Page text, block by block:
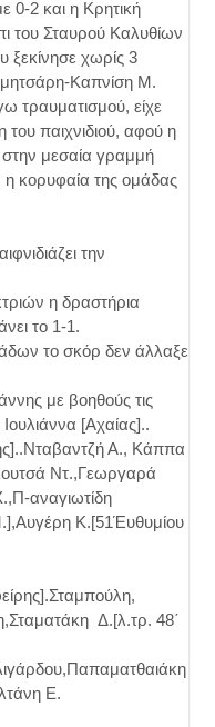
0-2 και η Κρητική
του Σταυρού Καλυθίων
ξεκίνησε χωρίς 3
Καπνίση Μ.
τραυματισμού, είχε
παιχνιδιού, αφού η
μεσαία γραμμή
η κορυφαία της ομάδας
την
η δραστήρια
το 1-1.
το σκόρ δεν άλλαξε
με βοηθούς τις
[Αχαίας]..
Α., Κάππα
Ντ.,Γεωργαρά
αναγιωτίδη
Κ.[51Έυθυμίου
Δ.[λ.τρ. 48΄
Ε.